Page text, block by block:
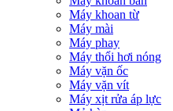
Máy khoan từ
Máy mài
Máy phay
Máy thổi hơi nóng
Máy vặn ốc
Máy vặn vít
Máy xịt rửa áp lực